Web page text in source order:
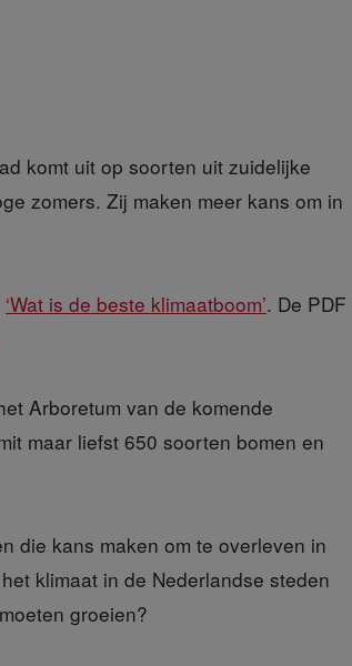
komt uit op soorten uit zuidelijke
zomers. Zij maken meer kans om in
‘Wat is de beste klimaatboom’. De PDF
Arboretum van de komende
maar liefst 650 soorten bomen en
die kans maken om te overleven in
klimaat in de Nederlandse steden
groeien?